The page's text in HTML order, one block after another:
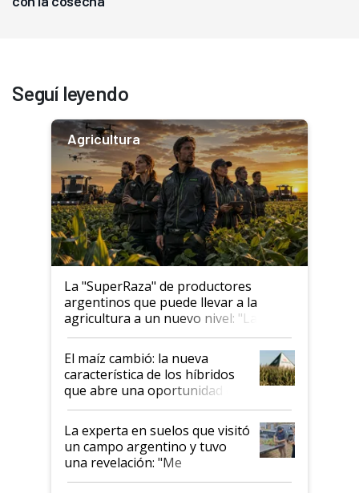
Seguí leyendo
Agricultura
La "SuperRaza" de productores
argentinos que puede llevar a la
agricultura a un nuevo nivel: "Las
posibilidades de crecimiento son
infinitas"
El maíz cambió: la nueva
característica de los híbridos
que abre una oportunidad en
el lote
La experta en suelos que visitó
un campo argentino y tuvo
una revelación: "Me
impresionó mucho"